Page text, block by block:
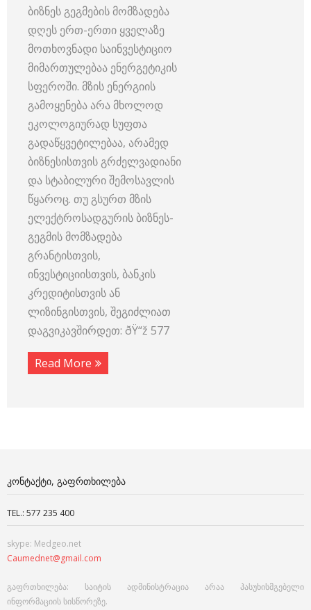
ბიზნეს გეგმების მომზადება
დღეს ერთ-ერთი ყველაზე
მოთხოვნადი საინვესტიციო
მიმართულებაა ენერგეტიკის
სფეროში. მზის ენერგიის
გამოყენება არა მხოლოდ
ეკოლოგიურად სუფთა
გადაწყვეტილებაა, არამედ
ბიზნესისთვის გრძელვადიანი
და სტაბილური შემოსავლის
წყაროც. თუ გსურთ მზის
ელექტროსადგურის ბიზნეს-
გეგმის მომზადება
გრანტისთვის,
ინვესტიციისთვის, ბანკის
კრედიტისთვის ან
ლიზინგისთვის, შეგიძლიათ
დაგვიკავშირდეთ: ðŸ“ž 577
Read More
ᲙᲝᲜᲢᲐᲥᲢᲘ, ᲒᲐᲤᲠᲗᲮᲘᲚᲔᲑᲐ
TEL.: 577 235 400
skype: Medgeo.net
Caumednet@gmail.com
გაფრთხილება: საიტის ადმინისტრაცია არაა პასუხისმგებელი
ინფორმაციის სისწორეზე.